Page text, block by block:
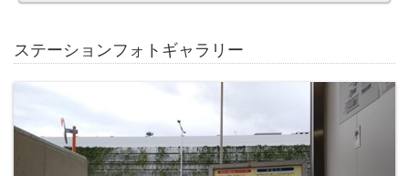
ステーションフォトギャラリー